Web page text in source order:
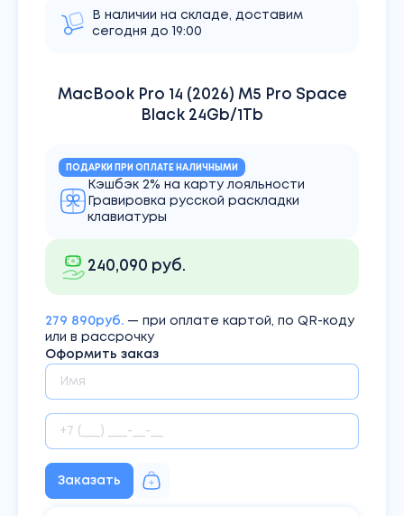
MacBook Pro 14 (2026) M5 Pro Space
Black 24Gb/1Tb
В наличии на складе, доставим
сегодня до 19:00
ПОДАРКИ ПРИ ОПЛАТЕ НАЛИЧНЫМИ
Кэшбэк 2% на карту лояльности
Гравировка русской раскладки
клавиатуры
240,090 руб.
279 890руб. — при оплате картой, по QR-коду
или в рассрочку
Оформить заказ
Заказать